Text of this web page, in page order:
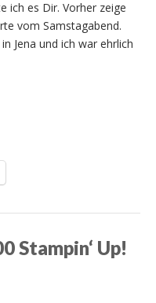
ich es Dir. Vorher zeige
vom Samstagabend.
Jena und ich war ehrlich
Stampin‘ Up!